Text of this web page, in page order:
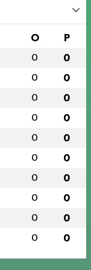
O P
0 0
0 0
0 0
0 0
0 0
0 0
0 0
0 0
0 0
0 0